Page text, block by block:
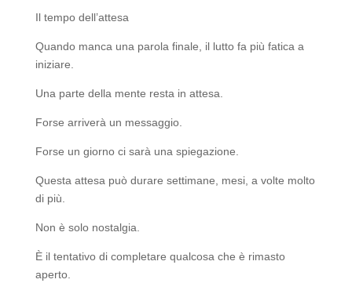
Il tempo dell’attesa
Quando manca una parola finale, il lutto fa più fatica a
iniziare.
Una parte della mente resta in attesa.
Forse arriverà un messaggio.
Forse un giorno ci sarà una spiegazione.
Questa attesa può durare settimane, mesi, a volte molto
di più.
Non è solo nostalgia.
È il tentativo di completare qualcosa che è rimasto
aperto.